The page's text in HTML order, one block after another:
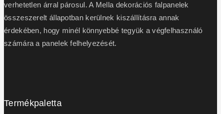
verhetetlen árral párosul. A Mella dekorációs falpanelek
összeszerelt állapotban kerülnek kiszállításra annak
érdekében, hogy minél könnyebbé tegyük a végfelhasználó
számára a panelek felhelyezését.
Termékpaletta